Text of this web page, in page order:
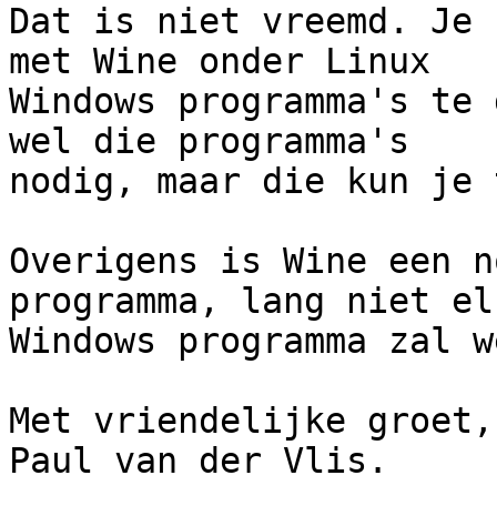
Dat is niet vreemd. Je
met Wine onder Linux
Windows programma's
wel die programma's
nodig, maar die kun
Overigens is Wine een
programma, lang niet
Windows programma zal
Met vriendelijke groet,
Paul van der Vlis.